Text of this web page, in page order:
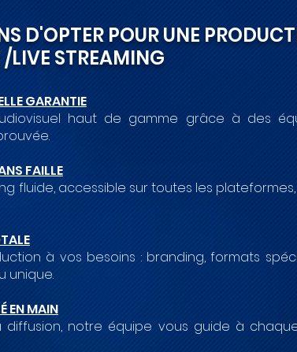
D'OPTER POUR UNE
/LIVE STREAMING
GARANTIE
haut de gamme grâce à des
FAILLE
fluide, accessible sur toutes les
à vos besoins : branding, formats
unique.
EN MAIN
notre équipe vous guide à